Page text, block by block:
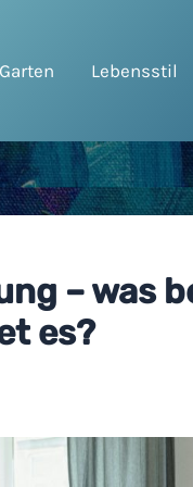
Lebensstil
– was
es?